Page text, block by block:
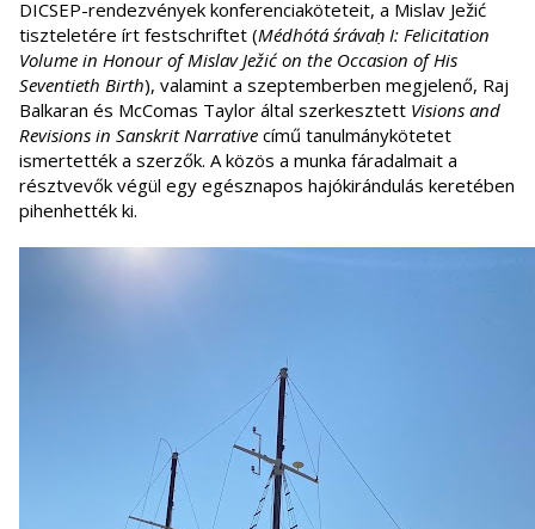
DICSEP-rendezvények konferenciaköteteit, a Mislav Ježić
tiszteletére írt festschriftet (Médhótá śrávaḥ I: Felicitation
Volume in Honour of Mislav Ježić on the Occasion of His
Seventieth Birth), valamint a szeptemberben megjelenő, Raj
Balkaran és McComas Taylor által szerkesztett Visions and
Revisions in Sanskrit Narrative című tanulmánykötetet
ismertették a szerzők. A közös a munka fáradalmait a
résztvevők végül egy egésznapos hajókirándulás keretében
pihenhették ki.